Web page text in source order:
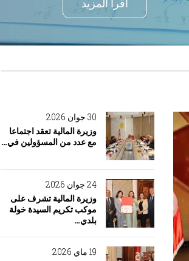
اقرأ المزيد
30 جوان 2026
وزيرة المالية تعقد اجتماعا
مع عدد من المسؤولين في…
24 جوان 2026
وزيرة المالية تشرف على
موكب تكريم السيدة خولة
بلدي…
19 ماي 2026